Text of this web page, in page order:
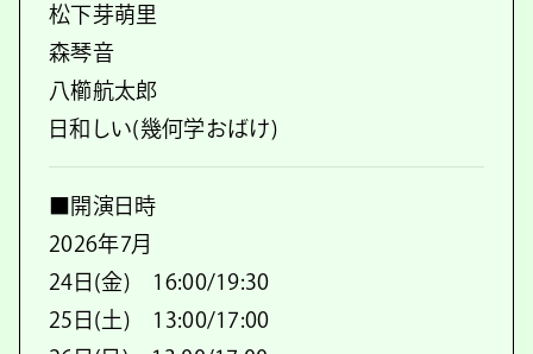
松下芽萌里
森琴音
八櫛航太郎
日和しい(幾何学おばけ)
■開演日時
2026年7月
24日(金) 16:00/19:30
25日(土) 13:00/17:00